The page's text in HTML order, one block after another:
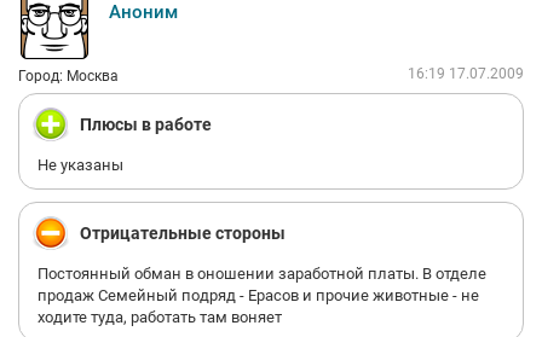
Аноним
Город: Москва 16:19 17.07.2009
Плюсы в работе
Не указаны
Отрицательные стороны
Постоянный обман в оношении заработной платы. В отделе
продаж Семейный подряд - Ерасов и прочие животные - не
ходите туда, работать там воняет